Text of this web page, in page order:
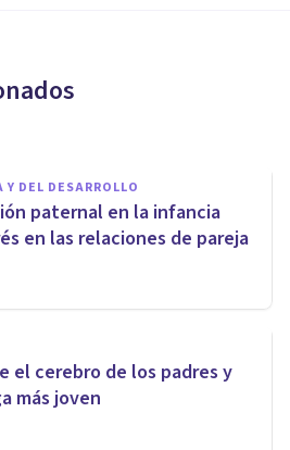
más?
DEL DESARROLLO
paternal en la infancia
en las relaciones de pareja
el cerebro de los padres y
más joven
a creer